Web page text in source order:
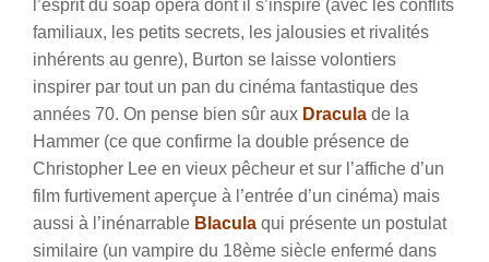
l’esprit du soap opera dont il s’inspire (avec les conflits
familiaux, les petits secrets, les jalousies et rivalités
inhérents au genre), Burton se laisse volontiers
inspirer par tout un pan du cinéma fantastique des
années 70. On pense bien sûr aux Dracula de la
Hammer (ce que confirme la double présence de
Christopher Lee en vieux pêcheur et sur l’affiche d’un
film furtivement aperçue à l’entrée d’un cinéma) mais
aussi à l’inénarrable Blacula qui présente un postulat
similaire (un vampire du 18ème siècle enfermé dans